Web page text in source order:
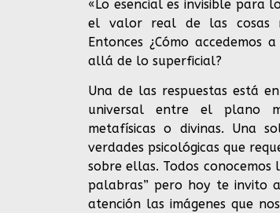
«Lo esencial es invisible para
el valor real de las cosas
Entonces ¿Cómo accedemos
allá de lo superficial?
Una de las respuestas está
universal entre el plano
metafísicas o divinas. Una
verdades psicológicas que
sobre ellas. Todos conocemos
palabras” pero hoy te invito
atención las imágenes que